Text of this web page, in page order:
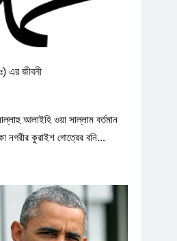
এর জীবনী
আলাইহি ওয়া সাল্লাম বর্তমান
নগরীর কুরাইশ গোত্রের বনি...